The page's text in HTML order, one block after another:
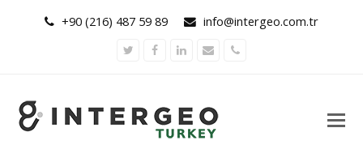
+90 (216) 487 59 89 info@intergeo.com.tr
TwitterFacebookLinkedInEmailPhone